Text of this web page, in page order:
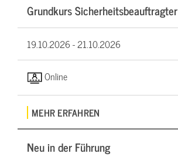
Grundkurs Sicherheitsbeauftragter
19.10.2026 -21.10.2026
Online
MEHR ERFAHREN
Neu in der Führung